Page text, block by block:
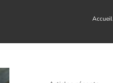
Accueil